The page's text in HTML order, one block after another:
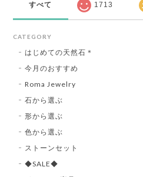
すべて 1713
CATEGORY
はじめての天然石＊
今月のおすすめ
Roma Jewelry
石から選ぶ
形から選ぶ
色から選ぶ
ストーンセット
◆SALE◆